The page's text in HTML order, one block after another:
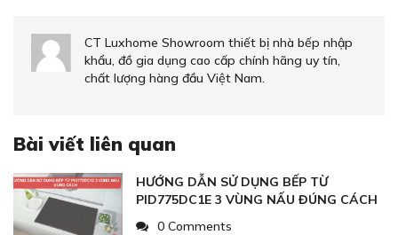
CT Luxhome Showroom thiết bị nhà bếp nhập
khẩu, đồ gia dụng cao cấp chính hãng uy tín,
chất lượng hàng đầu Việt Nam.
Bài viết liên quan
HƯỚNG DẪN SỬ DỤNG BẾP TỪ
PID775DC1E 3 VÙNG NẤU ĐÚNG CÁCH
0 Comments